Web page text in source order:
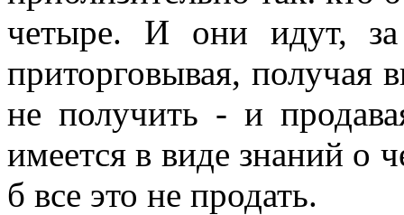
четыре. И они идут,
приторговывая, получая
не получить - и
имеется в виде знаний о
б все это не продать.